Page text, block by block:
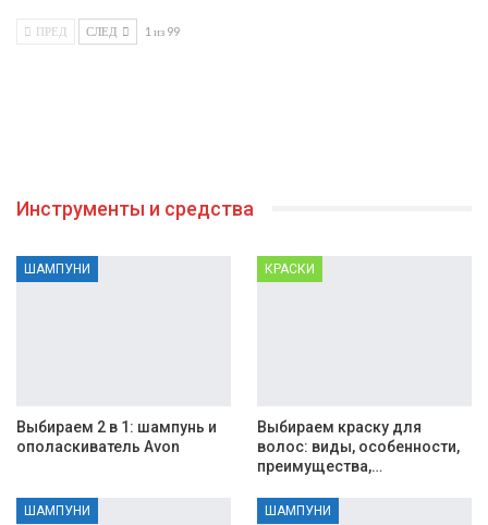
ПРЕД СЛЕД 1 из 99
Инструменты и средства
ШАМПУНИ
Выбираем 2 в 1: шампунь и
ополаскиватель Avon
КРАСКИ
Выбираем краску для
волос: виды, особенности,
преимущества,…
ШАМПУНИ ШАМПУНИ